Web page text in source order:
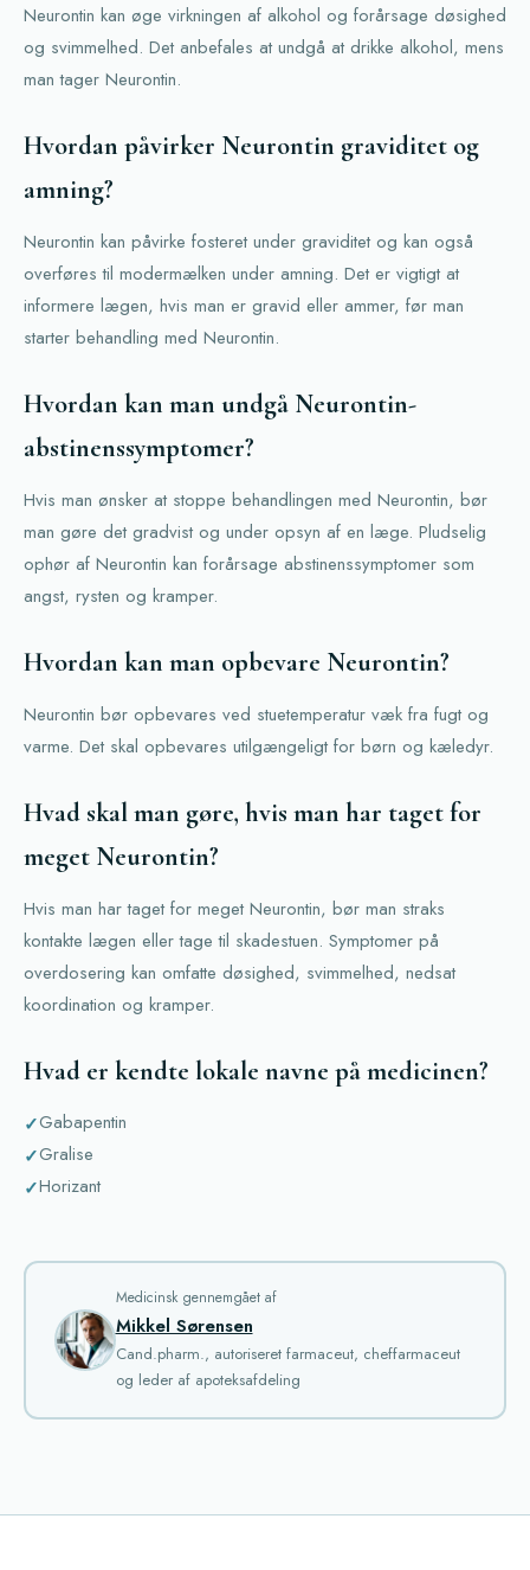
Neurontin kan øge virkningen af alkohol og forårsage døsighed
og svimmelhed. Det anbefales at undgå at drikke alkohol, mens
man tager Neurontin.
Hvordan påvirker Neurontin graviditet og
amning?
Neurontin kan påvirke fosteret under graviditet og kan også
overføres til modermælken under amning. Det er vigtigt at
informere lægen, hvis man er gravid eller ammer, før man
starter behandling med Neurontin.
Hvordan kan man undgå Neurontin-
abstinenssymptomer?
Hvis man ønsker at stoppe behandlingen med Neurontin, bør
man gøre det gradvist og under opsyn af en læge. Pludselig
ophør af Neurontin kan forårsage abstinenssymptomer som
angst, rysten og kramper.
Hvordan kan man opbevare Neurontin?
Neurontin bør opbevares ved stuetemperatur væk fra fugt og
varme. Det skal opbevares utilgængeligt for børn og kæledyr.
Hvad skal man gøre, hvis man har taget for
meget Neurontin?
Hvis man har taget for meget Neurontin, bør man straks
kontakte lægen eller tage til skadestuen. Symptomer på
overdosering kan omfatte døsighed, svimmelhed, nedsat
koordination og kramper.
Hvad er kendte lokale navne på medicinen?
Gabapentin
Gralise
Horizant
Medicinsk gennemgået af
Mikkel Sørensen
Cand.pharm., autoriseret farmaceut, cheffarmaceut
og leder af apoteksafdeling